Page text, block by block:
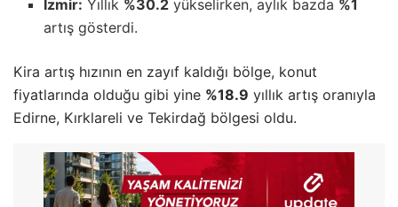
İzmir: Yıllık %30.2 yükselirken, aylık bazda %1
artış gösterdi.
Kira artış hızının en zayıf kaldığı bölge, konut
fiyatlarında olduğu gibi yine %18.9 yıllık artış oranıyla
Edirne, Kırklareli ve Tekirdağ bölgesi oldu.